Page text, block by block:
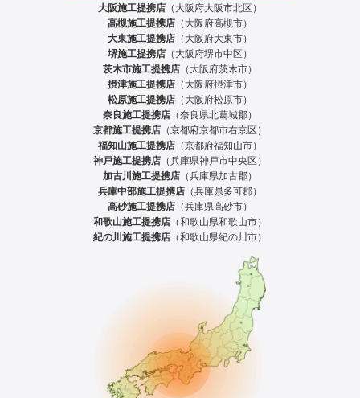
大阪施工提携店 （大阪府大阪市北区）
高槻施工提携店 （大阪府高槻市）
大東施工提携店 （大阪府大東市）
堺施工提携店 （大阪府堺市中区）
茨木市施工提携店 （大阪府茨木市）
摂津施工提携店 （大阪府摂津市）
松原施工提携店 （大阪府松原市）
奈良施工提携店 （奈良県北葛城郡）
京都施工提携店 （京都府京都市右京区）
福知山施工提携店 （京都府福知山市）
神戸施工提携店 （兵庫県神戸市中央区）
加古川施工提携店 （兵庫県加古郡）
兵庫中部施工提携店 （兵庫県多可郡）
高砂施工提携店 （兵庫県高砂市）
和歌山施工提携店 （和歌山県和歌山市）
紀の川施工提携店 （和歌山県紀の川市）